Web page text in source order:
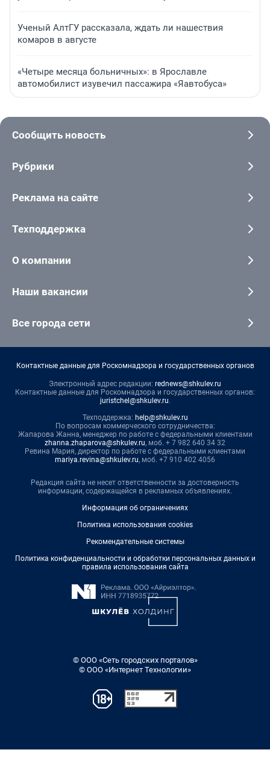
Ученый АлтГУ рассказала, ждать ли нашествия
комаров в августе
«Четыре месяца больничных»: в Ярославле
автомобилист изувечил пассажира «Яавтобуса»
Сообщить новость
Рубрики
Реклама на сайте
Техподдержка
О компании
Наши вакансии
Все города сети
Контактные данные для Роскомнадзора и государственных органов
Электронный адрес редакции: rednews@shkulev.ru
Контактные данные для Роскомнадзора и государственных органов:
juristchel@shkulev.ru.
Техподдержка: help@shkulev.ru
По вопросам коммерческого сотрудничества:
Жапарова Жанна, менеджер по работе с федеральными клиентами
zhanna.zhaparova@shkulev.ru, моб. + 7 982 640 34 32
Ревина Мария, директор по работе с федеральными клиентами
mariya.revina@shkulev.ru, моб. +7 910 402 4056
Редакция сайта не несет ответственности за достоверность
информации, содержащейся в рекламных объявлениях.
Информация об ограничениях
Политика использования cookies
Рекомендательные системы
Политика конфиденциальности и обработки персональных данных и
правила использования сайта
© ООО «Сеть городских порталов»
© ООО «Интернет Технологии»